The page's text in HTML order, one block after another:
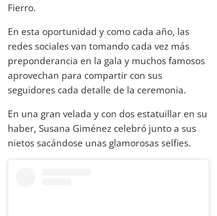
Fierro.
En esta oportunidad y como cada año, las
redes sociales van tomando cada vez más
preponderancia en la gala y muchos famosos
aprovechan para compartir con sus
seguidores cada detalle de la ceremonia.
En una gran velada y con dos estatuillar en su
haber, Susana Giménez celebró junto a sus
nietos sacándose unas glamorosas selfies.